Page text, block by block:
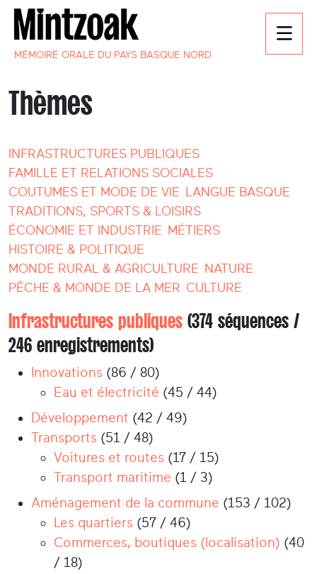
MÉMOIRE ORALE DU PAYS BASQUE NORD
Thèmes
INFRASTRUCTURES PUBLIQUES
FAMILLE ET RELATIONS SOCIALES
COUTUMES ET MODE DE VIE LANGUE BASQUE
TRADITIONS, SPORTS & LOISIRS
ÉCONOMIE ET INDUSTRIE MÉTIERS
HISTOIRE & POLITIQUE
MONDE RURAL & AGRICULTURE NATURE
PÊCHE & MONDE DE LA MER CULTURE
Infrastructures publiques (374 séquences /
246 enregistrements)
Innovations (86 / 80)
Eau et électricité (45 / 44)
Développement (42 / 49)
Transports (51 / 48)
Voitures et routes (17 / 15)
Transport maritime (1 / 3)
Aménagement de la commune (153 / 102)
Les quartiers (57 / 46)
Commerces, boutiques (localisation) (40
/ 18)